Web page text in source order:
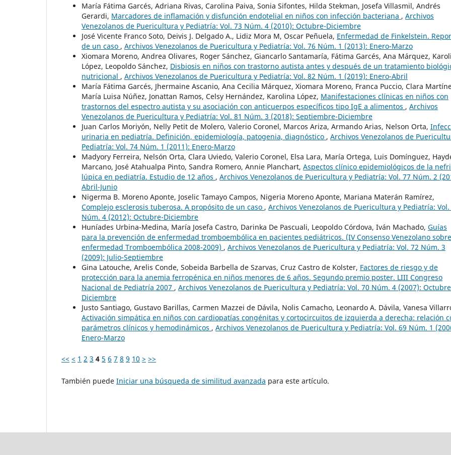
María Fátima Garcés, Adriana Rivas, Carolina Paiva, Sonia Sifontes, Hilda Stekman, Josefa Villasmil, Andrés
Gerardi, Marcadores de inflamación y disfunción endotelial en niños con infección bacteriana , Archivos
Venezolanos de Puericultura y Pediatría: Vol. 73 Núm. 4 (2010): Octubre-Diciembre
José Vicente Franco Soto, Deivis J. Delgado A., Lidiz Mora M, Oscar Peñuela, Enfermedad de Finkelstein.
de un caso , Archivos Venezolanos de Puericultura y Pediatría: Vol. 76 Núm. 1 (2013): Enero-Marzo
Xiomara Moreno, Andrea Olivares, Roger Sánchez, Giancarlo Santamaría, Fátima Garcés, Ana Márquez,
López, Leopoldo Sánchez, Disbiosis en niños con trastorno autista antes y después de un tratamiento
nutricional , Archivos Venezolanos de Puericultura y Pediatría: Vol. 82 Núm. 1 (2019): Enero-Abril
María Fátima Garcés, Jhermaine Ascanio, Ana Cecilia Márquez, Xiomara Moreno, Franca Puccio, Clara
María Luisa Núñez, Jonattan Ramos, Celsy Hernández, Karolina López, Manifestaciones clínicas en niños con
trastornos del espectro autista y su asociación con anticuerpos específicos tipo IgE a alimentos , Archivos
Venezolanos de Puericultura y Pediatría: Vol. 81 Núm. 3 (2018): Septiembre-Diciembre
Juan Carlos Moriyón, Nelly Petit de Molero, Valerio Coronel, Marcos Ariza, Armando Arias, Nelson Orta,
urinaria en pediatría. Definición, epidemiología, patogenia, diagnóstico , Archivos Venezolanos de
Pediatría: Vol. 74 Núm. 1 (2011): Enero-Marzo
Madyory Ferreira, Nelsón Orta, Clara Uviedo, Valerio Coronel, Elsa Lara, María Ortega, Luis Domínguez,
Marcano, José Atahualpa Pinto, Sandra Romero, Annie Planchart, Aspectos clínico epidemiológicos de la
lúpica en pediatría. Estudio de 12 años , Archivos Venezolanos de Puericultura y Pediatría: Vol. 77 Núm. 2
Abril-Junio
Nigerma B. Moreno Aponte, Joselic Tamayo Campos, Nigeria Moreno Aponte, Mariana Materán Ramírez,
Complejo esclerosis tuberosa. A propósito de un caso , Archivos Venezolanos de Puericultura y Pediatría: Vol.
Núm. 4 (2012): Octubre-Diciembre
Huníades Urbina-Medina, María Josefa Castro, Darinka De Pascuali, Leopoldo Córdova, Iván Machado, Guías
para la prevención de enfermedad tromboembólica en pacientes pediátricos. (IV Consenso Venezolano sobre
enfermedad Tromboembólica 2008-2009) , Archivos Venezolanos de Puericultura y Pediatría: Vol. 72 Núm. 3
(2009): Julio-Septiembre
Gina Latouche, Arelis Conde, Sobeida Barbella de Szarvas, Cruz Castro de Kolster, Factores de riesgo y de
protección para la anemia ferropénica en niños menores de 6 años. Segundo premio poster. LIII Congreso
Nacional de Pediatría 2007 , Archivos Venezolanos de Puericultura y Pediatría: Vol. 70 Núm. 4 (2007):
Diciembre
Justo Santiago, Gustavo Barillas, Carmen Mazzei de Dávila, Nolis Camacho, Leonardo A. Dávila, Vanesa
Activación simpática en niños con cardiopatías congénitas y cortocircuitos de izquierda a derecha: relación
parámetros clínicos y hemodinámicos , Archivos Venezolanos de Puericultura y Pediatría: Vol. 69 Núm. 1
Enero-Marzo
<< < 1 2 3 4 5 6 7 8 9 10 > >>
También puede Iniciar una búsqueda de similitud avanzada para este artículo.